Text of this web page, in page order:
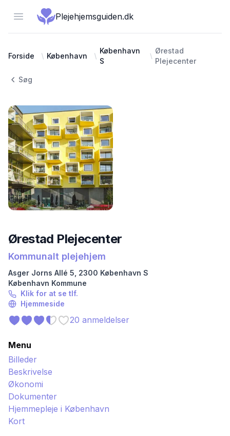
Open menuPlejehjemsguiden.dk
Forside København
København
S
Ørestad
Plejecenter
Søg
Ørestad Plejecenter
Kommunalt plejehjem
Asger Jorns Allé 5 2300 København S
København Kommune
Klik for at se tlf.
Hjemmeside
20 anmeldelser
Menu
Billeder
Beskrivelse
Økonomi
Dokumenter
Hjemmepleje i København
Kort